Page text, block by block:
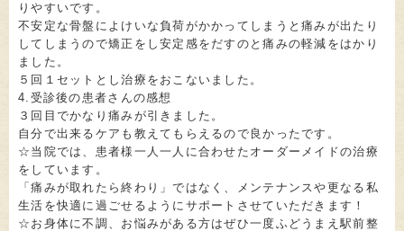
りやすいです。
不安定な骨盤によけいな負荷がかかってしまうと痛みが出たり
してしまうので矯正をし安定感をだすのと痛みの軽減をはかり
ました。
５回１セットとし治療をおこないました。
4.受診後の患者さんの感想
３回目でかなり痛みが引きました。
自分で出来るケアも教えてもらえるので良かったです。
☆当院では、患者様一人一人に合わせたオーダーメイドの治療
をしています。
「痛みが取れたら終わり」ではなく、メンテナンスや更なる私
生活を快適に過ごせるようにサポートさせていただきます！
☆お身体に不調、お悩みがある方はぜひ一度ふどうまえ駅前整